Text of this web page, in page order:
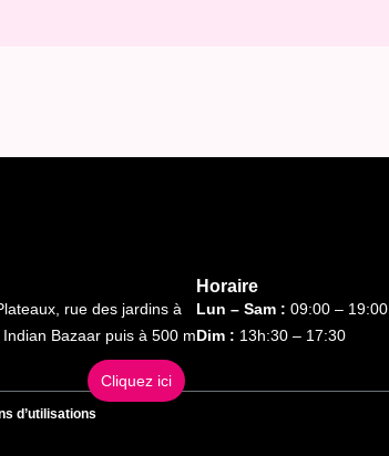
rue des jardins à
Bazaar puis à 500 m
Cliquez ici
Horaire
Lun – Sam : 09:00 – 19:00
Dim : 13h:30 – 17:30
d’utilisations